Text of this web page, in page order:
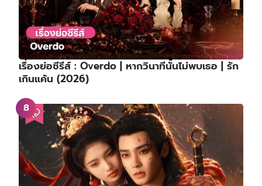
เรื่องย่อซีรีส์ : Overdo | หากวินาทีนั้นไม่พบเธอ | รัก
เกินแค้น (2026)